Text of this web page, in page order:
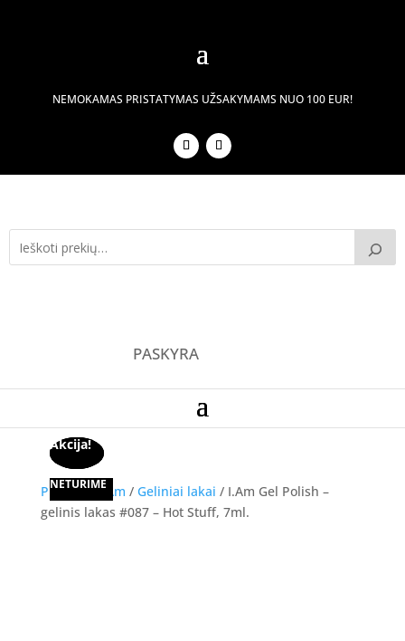
NEMOKAMAS PRISTATYMAS UŽSAKYMAMS NUO 100 EUR!
PASKYRA
Pradžia/I.Am / Geliniai lakai / I.Am Gel Polish –
gelinis lakas #087 – Hot Stuff, 7ml.
Akcija!
Akcija!
Akcija!
NETURIME